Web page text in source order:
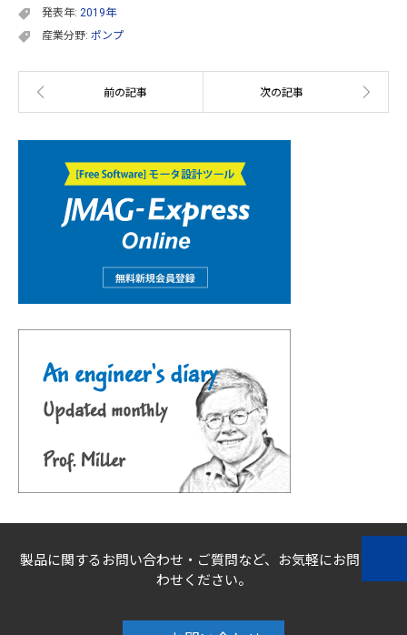
発表年: 2019年
産業分野: ポンプ
製品に関するお問い合わせ・ご質問など、お気軽にお問い合
わせください。